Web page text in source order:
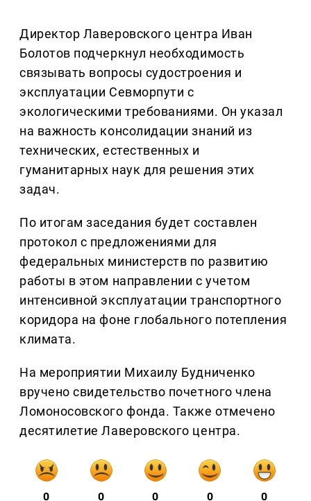
Директор Лаверовского центра Иван
Болотов подчеркнул необходимость
связывать вопросы судостроения и
эксплуатации Севморпути с
экологическими требованиями. Он указал
на важность консолидации знаний из
технических, естественных и
гуманитарных наук для решения этих
задач.
По итогам заседания будет составлен
протокол с предложениями для
федеральных министерств по развитию
работы в этом направлении с учетом
интенсивной эксплуатации транспортного
коридора на фоне глобального потепления
климата.
На мероприятии Михаилу Будниченко
вручено свидетельство почетного члена
Ломоносовского фонда. Также отмечено
десятилетие Лаверовского центра.
0 0 0 0 0